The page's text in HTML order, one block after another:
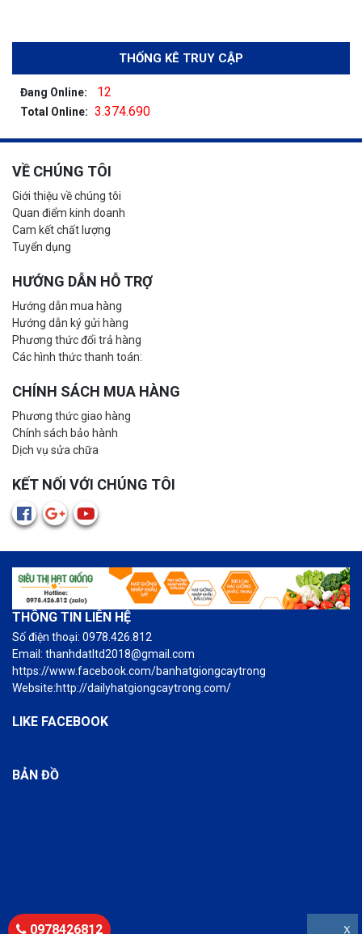
THỐNG KÊ TRUY CẬP
Đang Online: 12
Total Online: 3.374.690
VỀ CHÚNG TÔI
Giới thiệu về chúng tôi
Quan điểm kinh doanh
Cam kết chất lượng
Tuyển dụng
HƯỚNG DẪN HỖ TRỢ
Hướng dẫn mua hàng
Hướng dẫn ký gửi hàng
Phương thức đổi trả hàng
Các hình thức thanh toán:
CHÍNH SÁCH MUA HÀNG
Phương thức giao hàng
Chính sách bảo hành
Dịch vụ sửa chữa
KẾT NỐI VỚI CHÚNG TÔI
THÔNG TIN LIÊN HỆ
Số điện thoại: 0978.426.812
Email: thanhdatltd2018@gmail.com
https://www.facebook.com/banhatgiongcaytrong
Website:http://dailyhatgiongcaytrong.com/
LIKE FACEBOOK
BẢN ĐỒ
0978426812